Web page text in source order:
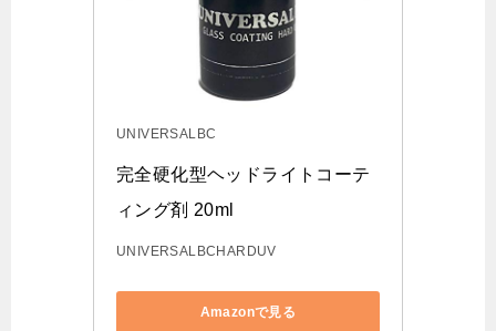
UNIVERSALBC
完全硬化型ヘッドライトコーテ
ィング剤 20ml
UNIVERSALBCHARDUV
Amazonで見る